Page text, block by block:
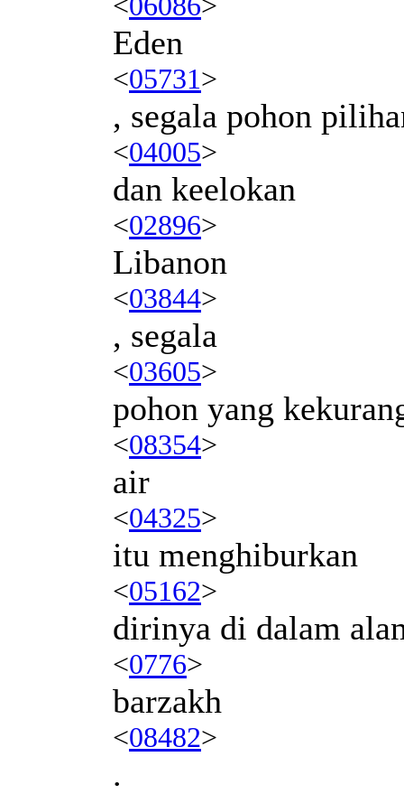
Eden
<05731>
, segala pohon
<04005>
dan keelokan
<02896>
Libanon
<03844>
, segala
<03605>
pohon yang
<08354>
air
<04325>
itu menghiburkan
<05162>
dirinya di dalam
<0776>
barzakh
<08482>
.